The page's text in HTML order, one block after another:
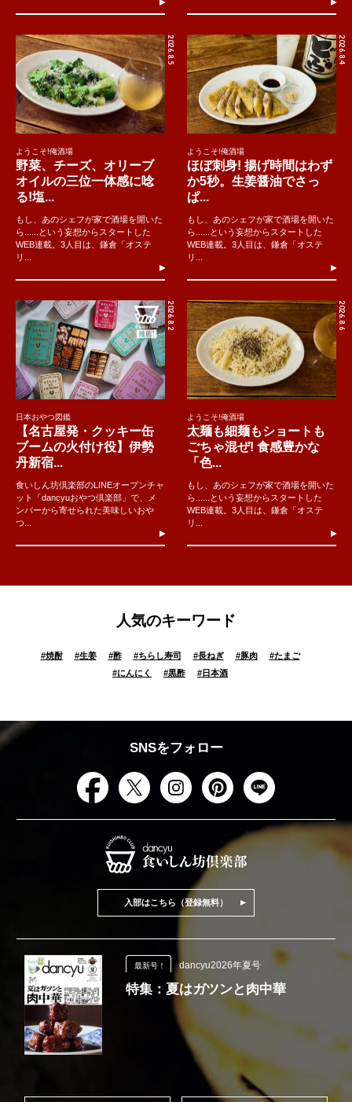
2026.8.5
ようこそ!俺酒場
野菜、チーズ、オリーブ
オイルの三位一体感に唸
る!塩...
もし、あのシェフが家で酒場を開いた
ら......という妄想からスタートした
WEB連載。3人目は、鎌倉「オステ
リ...
2026.8.4
ようこそ!俺酒場
ほぼ刺身! 揚げ時間はわず
か5秒。生姜醤油でさっ
ぱ...
もし、あのシェフが家で酒場を開いた
ら......という妄想からスタートした
WEB連載。3人目は、鎌倉「オステ
リ...
2026.8.2
日本おやつ図鑑
【名古屋発・クッキー缶
ブームの火付け役】伊勢
丹新宿...
食いしん坊倶楽部のLINEオープンチャ
ット「dancyuおやつ倶楽部」で、メ
ンバーから寄せられた美味しいおや
つ...
2026.8.6
ようこそ!俺酒場
太麺も細麺もショートも
ごちゃ混ぜ! 食感豊かな
「色...
もし、あのシェフが家で酒場を開いた
ら......という妄想からスタートした
WEB連載。3人目は、鎌倉「オステ
リ...
人気のキーワード
#焼酎 #生姜 #酢 #ちらし寿司 #長ねぎ #豚肉 #たまご
#にんにく #黒酢 # 日本酒
SNSをフォロー
入部はこちら（登録無料）
最新号！ dancyu2026年夏号
特集：夏はガツンと肉中華